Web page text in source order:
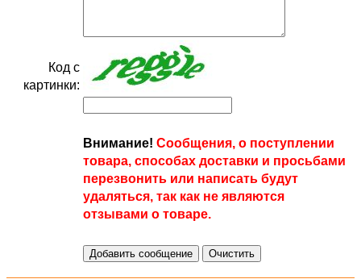
Код с
картинки:
Внимание! Сообщения, о поступлении
товара, способах доставки и просьбами
перезвонить или написать будут
удаляться, так как не являются
отзывами о товаре.